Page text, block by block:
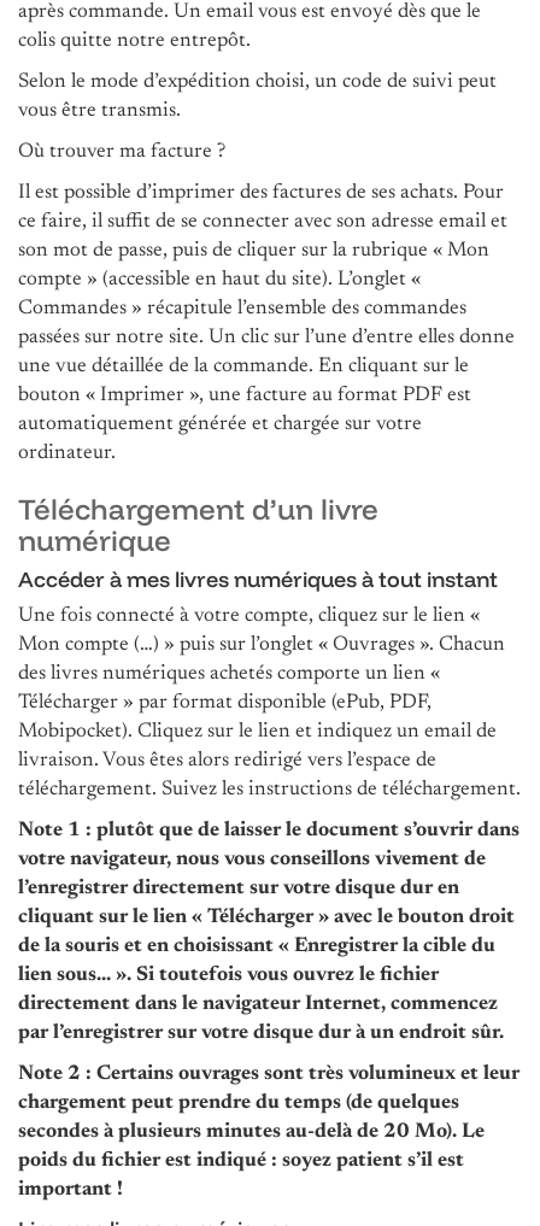
après commande. Un email vous est envoyé dès que le
colis quitte notre entrepôt.
Selon le mode d’expédition choisi, un code de suivi peut
vous être transmis.
Où trouver ma facture ?
Il est possible d’imprimer des factures de ses achats. Pour
ce faire, il suffit de se connecter avec son adresse email et
son mot de passe, puis de cliquer sur la rubrique « Mon
compte » (accessible en haut du site). L’onglet «
Commandes » récapitule l’ensemble des commandes
passées sur notre site. Un clic sur l’une d’entre elles donne
une vue détaillée de la commande. En cliquant sur le
bouton « Imprimer », une facture au format PDF est
automatiquement générée et chargée sur votre
ordinateur.
Téléchargement d’un livre
numérique
Accéder à mes livres numériques à tout instant
Une fois connecté à votre compte, cliquez sur le lien «
Mon compte (…) » puis sur l’onglet « Ouvrages ». Chacun
des livres numériques achetés comporte un lien «
Télécharger » par format disponible (ePub, PDF,
Mobipocket). Cliquez sur le lien et indiquez un email de
livraison. Vous êtes alors redirigé vers l’espace de
téléchargement. Suivez les instructions de téléchargement.
Note 1 : plutôt que de laisser le document s’ouvrir dans
votre navigateur, nous vous conseillons vivement de
l’enregistrer directement sur votre disque dur en
cliquant sur le lien « Télécharger » avec le bouton droit
de la souris et en choisissant « Enregistrer la cible du
lien sous… ». Si toutefois vous ouvrez le fichier
directement dans le navigateur Internet, commencez
par l’enregistrer sur votre disque dur à un endroit sûr.
Note 2 : Certains ouvrages sont très volumineux et leur
chargement peut prendre du temps (de quelques
secondes à plusieurs minutes au-delà de 20 Mo). Le
poids du fichier est indiqué : soyez patient s’il est
important !